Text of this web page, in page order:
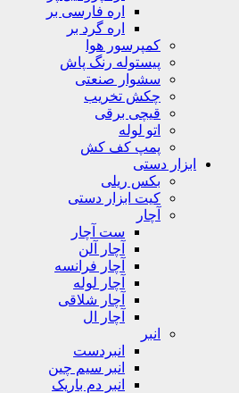
اره فارسی بر
اره گرد بر
کمپرسور هوا
پیستوله رنگ پاش
سشوار صنعتی
چکش تخریب
قیچی برقی
اتو لوله
پمپ کف کش
ابزار دستی
بکس ریلی
کیت ابزار دستی
آچار
ست آچار
آچار آلن
آچار فرانسه
آچار لوله
آچار شلاقی
آچار ال
انبر
انبردست
انبر سیم چین
انبر دم باریک